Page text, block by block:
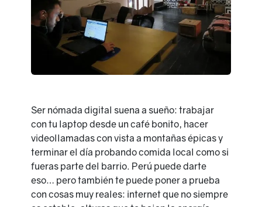
Ser nómada digital suena a sueño: trabajar
con tu laptop desde un café bonito, hacer
videollamadas con vista a montañas épicas y
terminar el día probando comida local como si
fueras parte del barrio. Perú puede darte
eso… pero también te puede poner a prueba
con cosas muy reales: internet que no siempre